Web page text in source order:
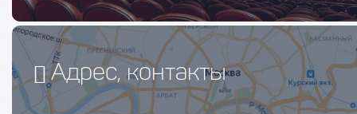
Адрес, контакты